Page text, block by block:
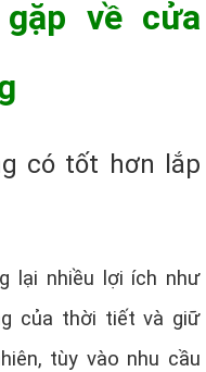
về cửa
có tốt hơn lắp
lại nhiều lợi ích như
của thời tiết và giữ
tùy vào nhu cầu